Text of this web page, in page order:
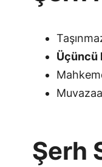
Üçüncü
Şerh